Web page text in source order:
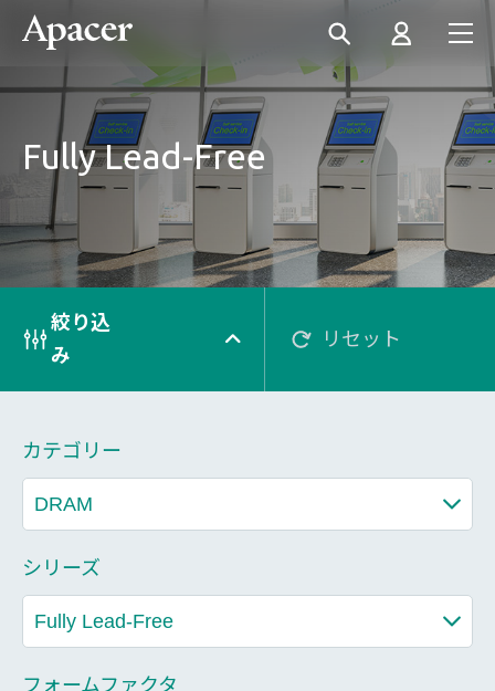
Fully Lead-Free
絞り込
み
リセット
カテゴリー
シリーズ
フォームファクタ